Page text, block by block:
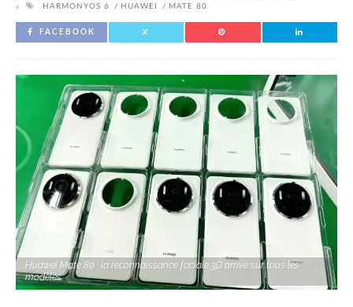
HARMONYOS 6
HUAWEI MATE 80
FACEBOOK
Huawei Mate 80 : la reconnaissance faciale 3D arrive sur tous les
modèles